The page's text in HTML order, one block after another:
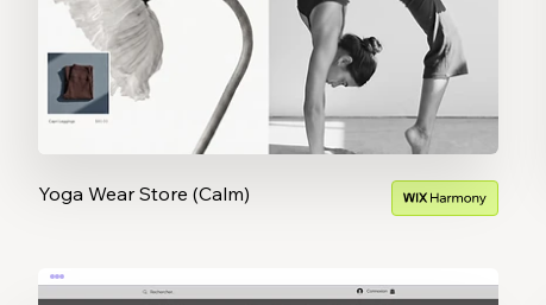
Yoga Wear Store (Calm)